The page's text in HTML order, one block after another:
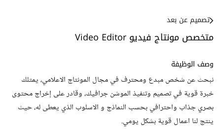
متخصص مونتاج فيديو Video Editor
تصميم عن بعد
وصف الوظيفة
نبحث عن شخص مبدع ومحترف في مجال المونتاج الاعلامي، يمتلك
خبرة قوية في تصميم وتنفيذ الموشن جرافيك، وقادر على إخراج محتوى
بصري جذاب واحترافي بحسب النماذج و الاسلوب الذي يعطى له، حيث
ينتج لنا اعمال قوية بشكل يومي.